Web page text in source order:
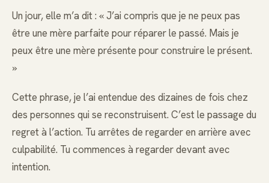
Un jour, elle m’a dit : « J’ai compris que je ne peux pas
être une mère parfaite pour réparer le passé. Mais je
peux être une mère présente pour construire le présent.
»
Cette phrase, je l’ai entendue des dizaines de fois chez
des personnes qui se reconstruisent. C’est le passage du
regret à l’action. Tu arrêtes de regarder en arrière avec
culpabilité. Tu commences à regarder devant avec
intention.